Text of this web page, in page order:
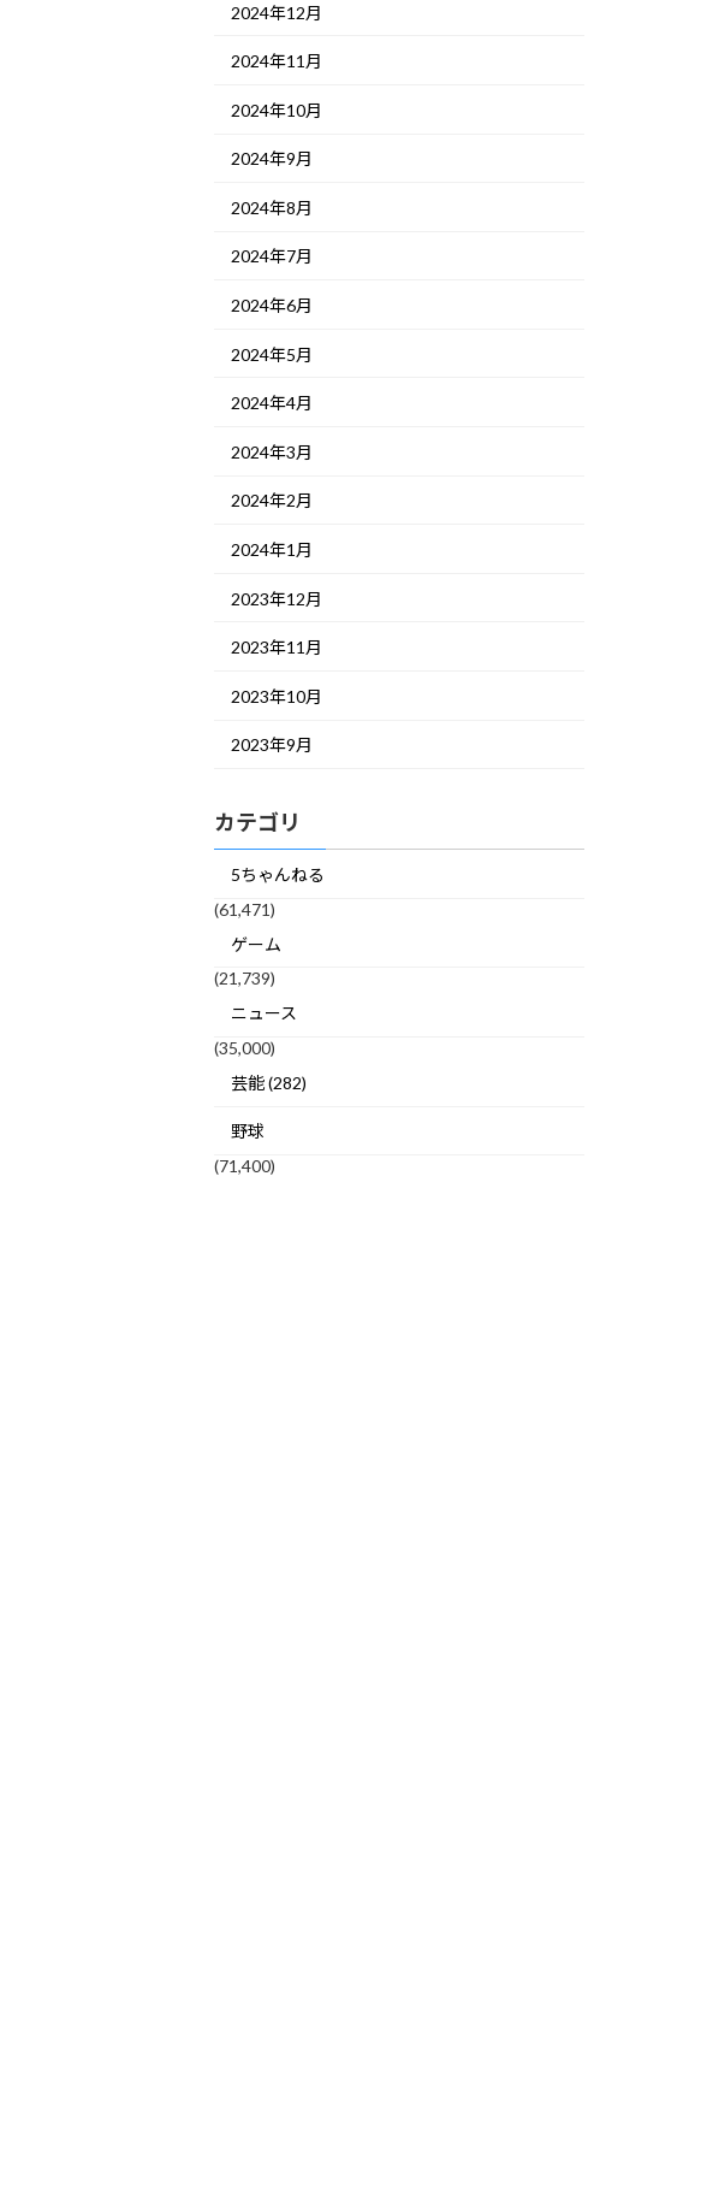
2024年12月
2024年11月
2024年10月
2024年9月
2024年8月
2024年7月
2024年6月
2024年5月
2024年4月
2024年3月
2024年2月
2024年1月
2023年12月
2023年11月
2023年10月
2023年9月
カテゴリ
5ちゃんねる
(61,471)
ゲーム
(21,739)
ニュース
(35,000)
芸能 (282)
野球
(71,400)